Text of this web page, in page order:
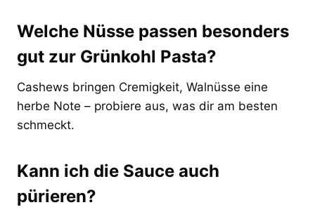
Welche Nüsse passen besonders
gut zur Grünkohl Pasta?
Cashews bringen Cremigkeit, Walnüsse eine
herbe Note – probiere aus, was dir am besten
schmeckt.
Kann ich die Sauce auch
pürieren?